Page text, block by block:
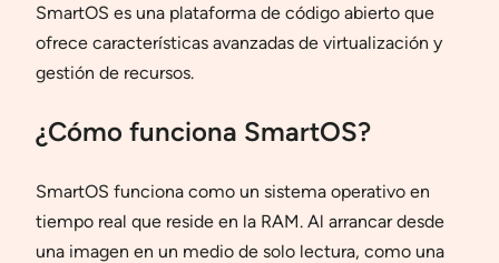
SmartOS es una plataforma de código abierto que
ofrece características avanzadas de virtualización y
gestión de recursos.
¿Cómo funciona SmartOS?
SmartOS funciona como un sistema operativo en
tiempo real que reside en la RAM. Al arrancar desde
una imagen en un medio de solo lectura, como una